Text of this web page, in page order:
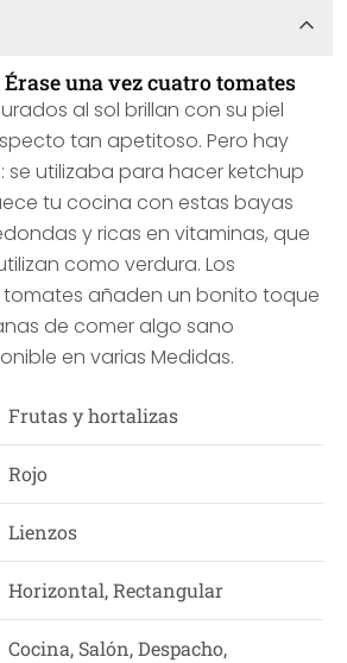
una vez cuatro tomates
al sol brillan con su piel
tan apetitoso. Pero hay
utilizaba para hacer ketchup
tu cocina con estas bayas
y ricas en vitaminas, que
como verdura. Los
añaden un bonito toque
de comer algo sano
en varias Medidas.
Frutas y hortalizas
Rojo
Lienzos
Horizontal, Rectangular
Cocina, Salón, Despacho,